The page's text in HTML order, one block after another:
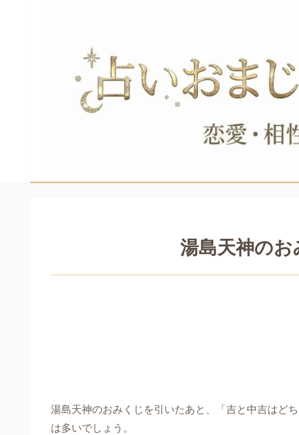
湯島天神の
湯島天神のおみくじを引いたあと、「吉と中吉はど
は多いでしょう。